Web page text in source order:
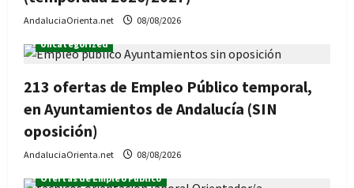
AndaluciaOrienta.net
08/08/2026
Uncategorized
213 ofertas de Empleo Público temporal,
en Ayuntamientos de Andalucía (SIN
oposición)
AndaluciaOrienta.net
08/08/2026
Ofertas de Empleo Público